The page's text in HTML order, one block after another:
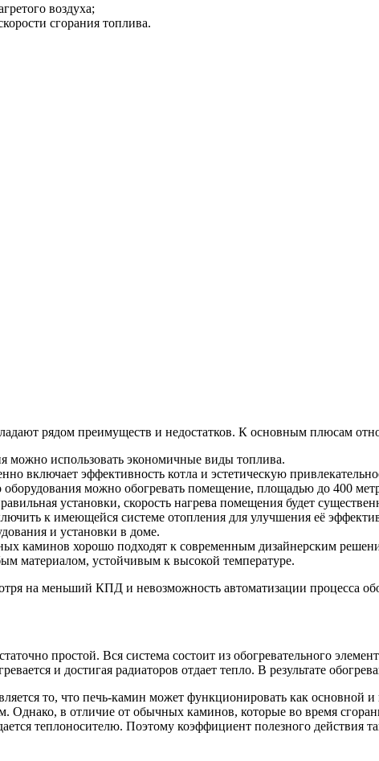
воздуха;
сгорания топлива.
рядом преимуществ и недостатков. К основным плюсам
можно использовать экономичные виды топлива.
включает эффективность котла и эстетическую
можно обогревать помещение, площадью до 400
установки, скорость нагрева помещения будет
к имеющейся системе отопления для улучшения её
и установки в доме.
каминов хорошо подходят к современным дизайнерским
материалом, устойчивым к высокой температуре.
на меньший КПД и невозможность автоматизации процесса
простой. Вся система состоит из обогревательного
и достигая радиаторов отдает тепло. В результате
то, что печь-камин может функционировать как
Однако, в отличие от обычных каминов, которые во время
теплоносителю. Поэтому коэффициент полезного действия